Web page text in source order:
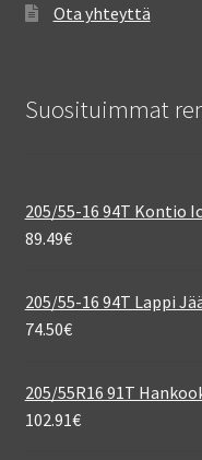
Ota yhteyttä
Suosituimmat
205/55-16 94T Kontio
89.49€
205/55-16 94T Lappi
74.50€
205/55R16 91T
102.91€